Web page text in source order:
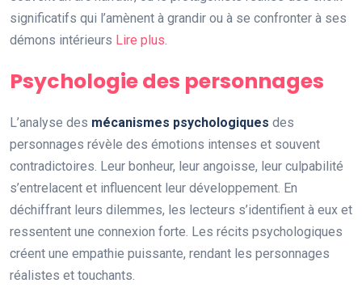
significatifs qui l’amènent à grandir ou à se confronter à ses
démons intérieurs Lire plus
Psychologie des personnages
L’analyse des mécanismes psychologiques des
personnages révèle des émotions intenses et souvent
contradictoires. Leur bonheur, leur angoisse, leur culpabilité
s’entrelacent et influencent leur développement. En
déchiffrant leurs dilemmes, les lecteurs s’identifient à eux et
ressentent une connexion forte. Les récits psychologiques
créent une empathie puissante, rendant les personnages
réalistes et touchants.